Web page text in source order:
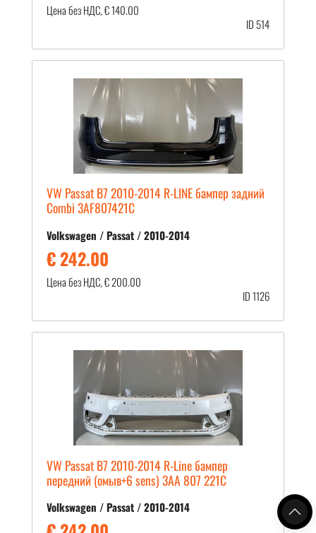
Цена без НДС, € 140.00
ID 514
VW Passat B7 2010-2014 R-LINE бампер задний
Combi 3AF807421C
Volkswagen / Passat / 2010-2014
€ 242.00
Цена без НДС, € 200.00
ID 1126
VW Passat B7 2010-2014 R-Line бампер
передний (омыв+6 sens) 3AA 807 221C
Volkswagen / Passat / 2010-2014